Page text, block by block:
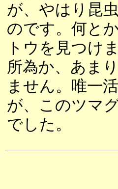
が、やはり昆
のです。何と
トウを見つけ
所為か、あま
ません。唯一
が、このツマ
でした。